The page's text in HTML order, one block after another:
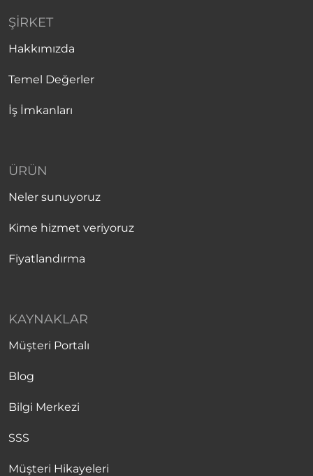
ŞIRKET
Hakkımızda
Temel Değerler
İş İmkanları
ÜRÜN
Neler sunuyoruz
Kime hizmet veriyoruz
Fiyatlandırma
KAYNAKLAR
Müşteri Portalı
Blog
Bilgi Merkezi
SSS
Müşteri Hikayeleri